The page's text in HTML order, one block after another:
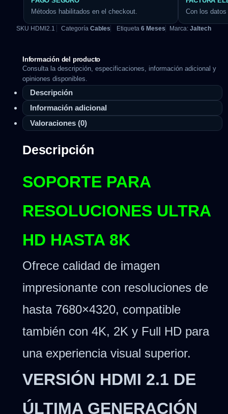
Métodos habilitados en el checkout.
Con los
SKU HDMI2.1 Categoría Cables Etiqueta 6 Meses Marca: Jaltech
Información del producto
Consulta la descripción, especificaciones, información adicional y
opiniones disponibles.
Descripción
Información adicional
Valoraciones (0)
Descripción
SOPORTE PARA
RESOLUCIONES ULTRA
HD HASTA 8K
Ofrece calidad de imagen
impresionante con resoluciones de
hasta 7680×4320, compatible
también con 4K, 2K y Full HD para
una experiencia visual superior.
VERSIÓN HDMI 2.1 DE
ÚLTIMA GENERACIÓN